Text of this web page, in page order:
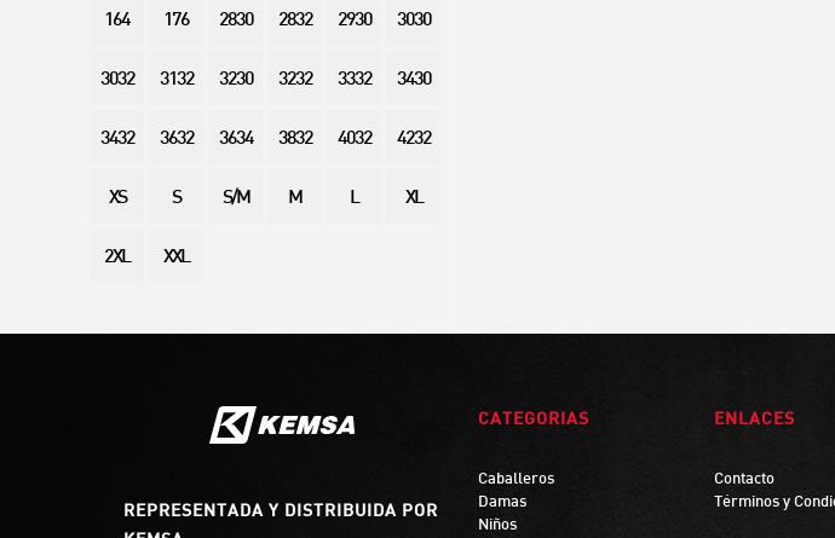
164 176 2830 2832 2930 3030
3032 3132 3230 3232 3332 3430
3432 3632 3634 3832 4032 4232
XS S S/M M L XL
2XL XXL
REPRESENTADA Y DISTRIBUIDA POR
CATEGORIAS
Caballeros
Damas
Niños
ENLACES
Contacto
Términos y